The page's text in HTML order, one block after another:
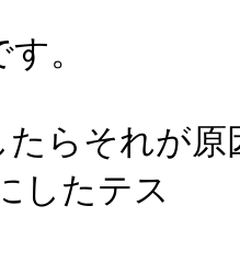
。
たらそれが
したテス